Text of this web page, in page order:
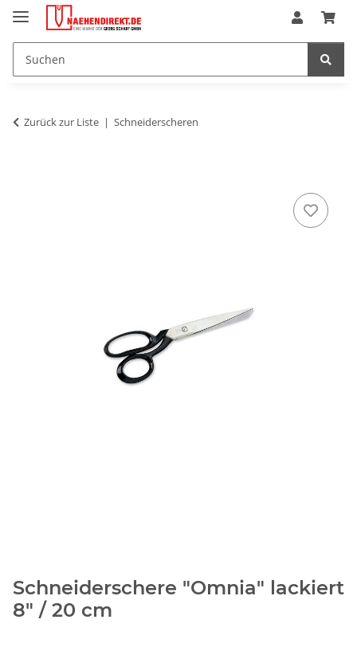
Zurück zur Liste Schneiderscheren
Schneiderschere "Omnia" lackiert
8" / 20 cm